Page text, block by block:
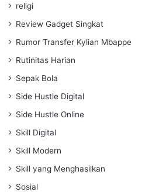
religi
Review Gadget Singkat
Rumor Transfer Kylian Mbappe
Rutinitas Harian
Sepak Bola
Side Hustle Digital
Side Hustle Online
Skill Digital
Skill Modern
Skill yang Menghasilkan
Sosial